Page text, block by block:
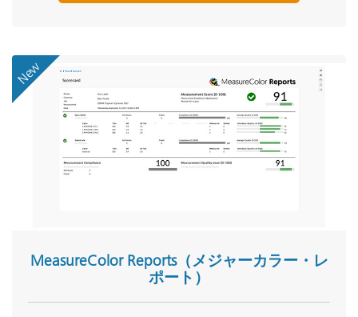
New
MeasureColor Reports（メジャーカラー・レ
ポート）